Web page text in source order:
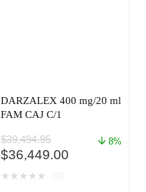
DARZALEX 400 mg/20 ml
FAM CAJ C/1
$39,494.95
El
precio
$36,449.00
8%
★ ★ ★ ★ ★